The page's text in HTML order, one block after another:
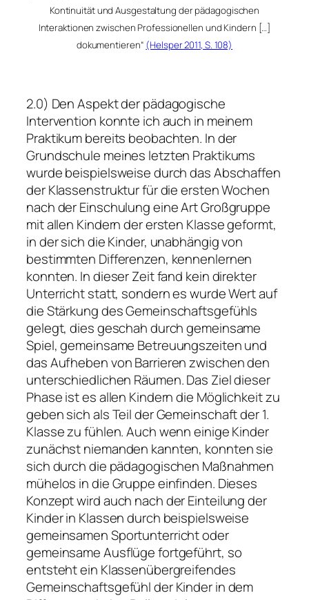
Kontinuität und Ausgestaltung der pädagogischen
Interaktionen zwischen Professionellen und Kindern […]
dokumentieren“ (Helsper 2011, S. 108)
2.0) Den Aspekt der pädagogische
Intervention konnte ich auch in meinem
Praktikum bereits beobachten. In der
Grundschule meines letzten Praktikums
wurde beispielsweise durch das Abschaffen
der Klassenstruktur für die ersten Wochen
nach der Einschulung eine Art Großgruppe
mit allen Kindern der ersten Klasse geformt,
in der sich die Kinder, unabhängig von
bestimmten Differenzen, kennenlernen
konnten. In dieser Zeit fand kein direkter
Unterricht statt, sondern es wurde Wert auf
die Stärkung des Gemeinschaftsgefühls
gelegt, dies geschah durch gemeinsame
Spiel, gemeinsame Betreuungszeiten und
das Aufheben von Barrieren zwischen den
unterschiedlichen Räumen. Das Ziel dieser
Phase ist es allen Kindern die Möglichkeit zu
geben sich als Teil der Gemeinschaft der 1.
Klasse zu fühlen. Auch wenn einige Kinder
zunächst niemanden kannten, konnten sie
sich durch die pädagogischen Maßnahmen
mühelos in die Gruppe einfinden. Dieses
Konzept wird auch nach der Einteilung der
Kinder in Klassen durch beispielsweise
gemeinsamen Sportunterricht oder
gemeinsame Ausflüge fortgeführt, so
entsteht ein Klassenübergreifendes
Gemeinschaftsgefühl der Kinder in dem